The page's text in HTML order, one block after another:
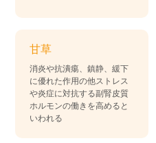
甘草
消炎や抗潰痬、鎮静、緩下
に優れた作用の他ストレス
や炎症に対抗する副腎皮質
ホルモンの働きを高めると
いわれる